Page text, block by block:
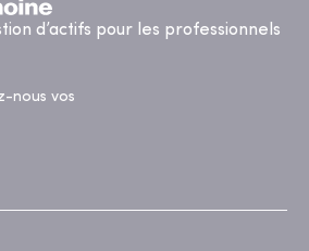
d’actifs pour les professionnels
nous vos